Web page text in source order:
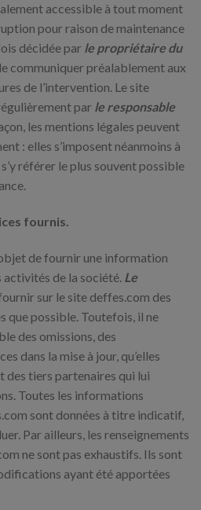
accessible à tout moment
pour raison de maintenance
décidée par le propriétaire du
communiquer préalablement aux
de l’intervention. Le site
par le responsable
les mentions légales peuvent
: elles s’imposent néanmoins à
référer le plus souvent possible
fournis.
de fournir une information
activités de la société. Le
sur le site deffes.com des
que possible. Toutefois, il ne
des omissions, des
dans la mise à jour, qu’elles
des tiers partenaires qui lui
Toutes les informations
sont données à titre indicatif,
Par ailleurs, les renseignements
ne sont pas exhaustifs. Ils sont
ayant été apportées